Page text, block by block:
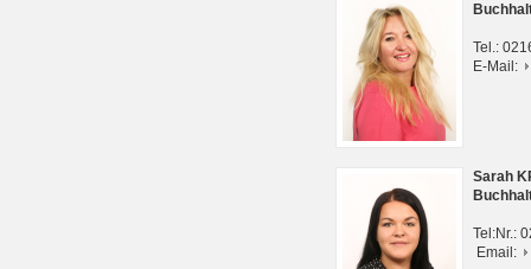
Tel.:
E-Mail:
Sarah
Tel:Nr.:
Email: